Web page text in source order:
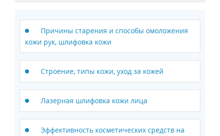
Причины старения и способы омоложения
кожи рук, шлифовка кожи
Строение, типы кожи, уход за кожей
Лазерная шлифовка кожи лица
Эффективность косметических средств на